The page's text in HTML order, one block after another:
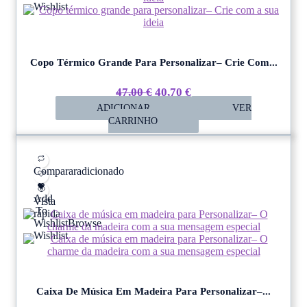
Wishlist
Copo Térmico Grande Para Personalizar– Crie Com...
47,00€ O
Original
40,70 €O
ADICIONAR
VER
CARRINHO
Compararadicionado
Add
To
WishlistBrowse
Wishlist
Vista
rápida
Caixa De Música Em Madeira Para Personalizar–...